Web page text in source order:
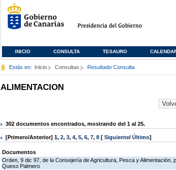
INICIO CONSULTA TESAURO
Estás en: Inicio Consultas Resultado Consulta
ALIMENTACION
302 documentos encontrados, mostrando del 1 al 25.
[Primero/Anterior] 1, 2, 3, 4, 5, 6, 7, 8 [ Siguiente/ Último]
Documentos
Orden, 9 dic 97, de la Consejería de Agricultura, Pesca y
Queso Palmero